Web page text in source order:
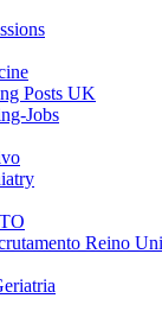
Posts UK
Jobs
Reino